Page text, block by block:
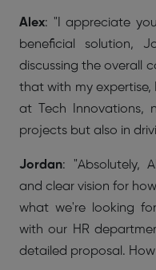
Alex: "I appreciate
beneficial solution,
discussing the overall
that with my
at Tech Innovations,
projects but also in
Jordan: "Absolutely,
and clear vision for
what we're looking
with our HR
detailed proposal.